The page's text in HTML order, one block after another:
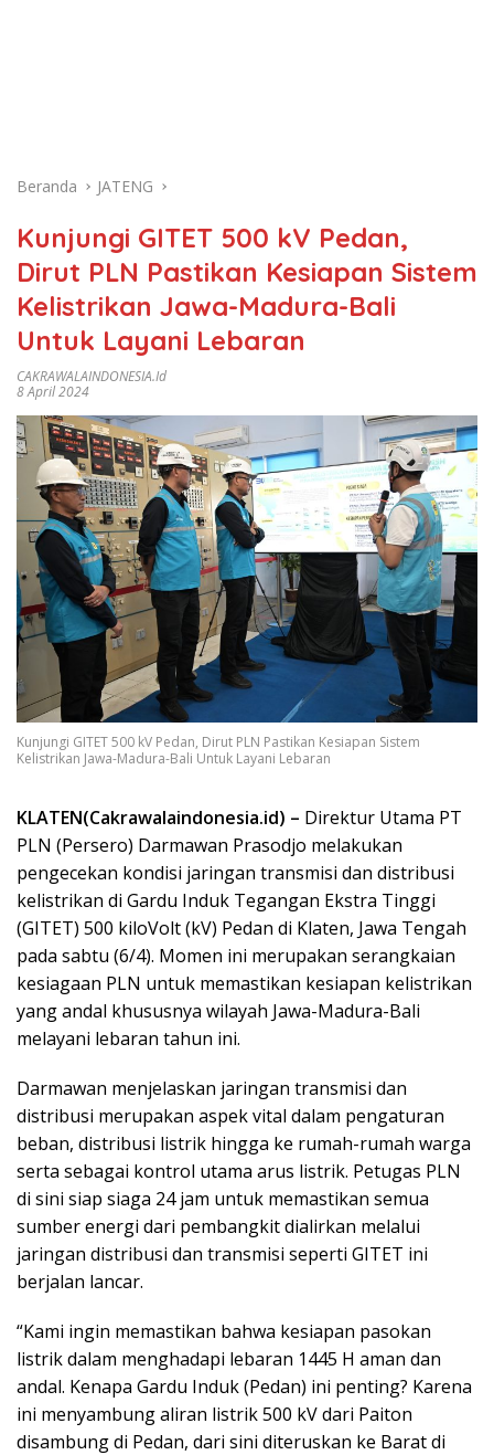
Beranda JATENG
Kunjungi GITET 500 kV Pedan,
Dirut PLN Pastikan Kesiapan Sistem
Kelistrikan Jawa-Madura-Bali
Untuk Layani Lebaran
CAKRAWALAINDONESIA.id
8 April 2024
Kunjungi GITET 500 kV Pedan, Dirut PLN Pastikan Kesiapan Sistem
Kelistrikan Jawa-Madura-Bali Untuk Layani Lebaran
KLATEN(Cakrawalaindonesia.id) – Direktur Utama PT
PLN (Persero) Darmawan Prasodjo melakukan
pengecekan kondisi jaringan transmisi dan distribusi
kelistrikan di Gardu Induk Tegangan Ekstra Tinggi
(GITET) 500 kiloVolt (kV) Pedan di Klaten, Jawa Tengah
pada sabtu (6/4). Momen ini merupakan serangkaian
kesiagaan PLN untuk memastikan kesiapan kelistrikan
yang andal khususnya wilayah Jawa-Madura-Bali
melayani lebaran tahun ini.
Darmawan menjelaskan jaringan transmisi dan
distribusi merupakan aspek vital dalam pengaturan
beban, distribusi listrik hingga ke rumah-rumah warga
serta sebagai kontrol utama arus listrik. Petugas PLN
di sini siap siaga 24 jam untuk memastikan semua
sumber energi dari pembangkit dialirkan melalui
jaringan distribusi dan transmisi seperti GITET ini
berjalan lancar.
“Kami ingin memastikan bahwa kesiapan pasokan
listrik dalam menghadapi lebaran 1445 H aman dan
andal. Kenapa Gardu Induk (Pedan) ini penting? Karena
ini menyambung aliran listrik 500 kV dari Paiton
disambung di Pedan, dari sini diteruskan ke Barat di